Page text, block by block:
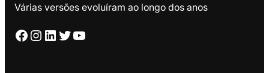
Várias versões evoluíram ao longo dos anos
Facebook Instagram LinkedIn Twitter YouTube